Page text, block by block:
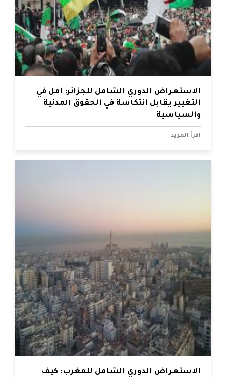
الاستعراض الدوري الشامل للجزائر: أمل في
التغيير يقابل انتكاسة في الحقوق المدنية
والسياسية
اقرأ المزيد
الاستعراض الدوري الشامل للمغرب: كيف